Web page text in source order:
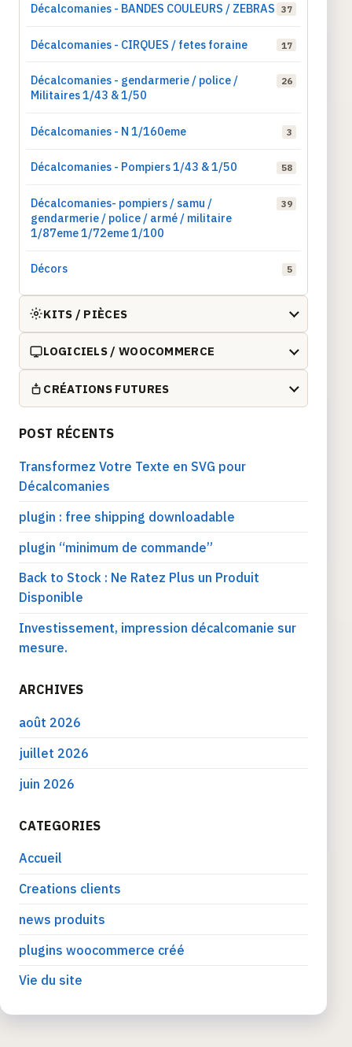
Décalcomanies - BANDES COULEURS / ZEBRAS 37
Décalcomanies - CIRQUES / fetes foraine 17
Décalcomanies - gendarmerie / police /
Militaires 1/43 & 1/50
26
Décalcomanies - N 1/160eme 3
Décalcomanies - Pompiers 1/43 & 1/50 58
Décalcomanies- pompiers / samu /
gendarmerie / police / armé / militaire
1/87eme 1/72eme 1/100
39
Décors 5
KITS / PIÈCES
LOGICIELS / WOOCOMMERCE
CRÉATIONS FUTURES
POST RÉCENTS
Transformez Votre Texte en SVG pour
Décalcomanies
plugin : free shipping downloadable
plugin “minimum de commande”
Back to Stock : Ne Ratez Plus un Produit
Disponible
Investissement, impression décalcomanie sur
mesure.
ARCHIVES
août 2026
juillet 2026
juin 2026
CATEGORIES
Accueil
Creations clients
news produits
plugins woocommerce créé
Vie du site